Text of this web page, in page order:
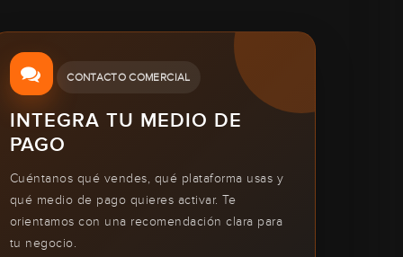
CONTACTO COMERCIAL
INTEGRA TU MEDIO DE
PAGO
Cuéntanos qué vendes, qué plataforma usas y
qué medio de pago quieres activar. Te
orientamos con una recomendación clara para
tu negocio.